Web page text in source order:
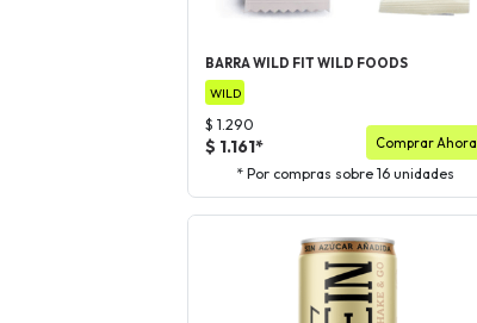
BARRA WILD FIT WILD FOODS
WILD
$ 1.290
$ 1.161* Comprar Ahora
* Por compras sobre 16 unidades